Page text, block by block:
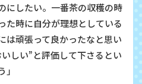
にしたい。一番茶の収穫の時
た時に自分が理想としている
は頑張って良かったなと思い
しい”と評価して下さるとい